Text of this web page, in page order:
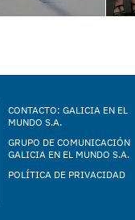
CONTACTO: GALICIA EN EL
MUNDO S.A.
GRUPO DE COMUNICACIÓN
GALICIA EN EL MUNDO S.A.
POLÍTICA DE PRIVACIDAD